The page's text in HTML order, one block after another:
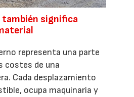
significa
representa una parte
costes de una
Cada desplazamiento
ocupa maquinaria y